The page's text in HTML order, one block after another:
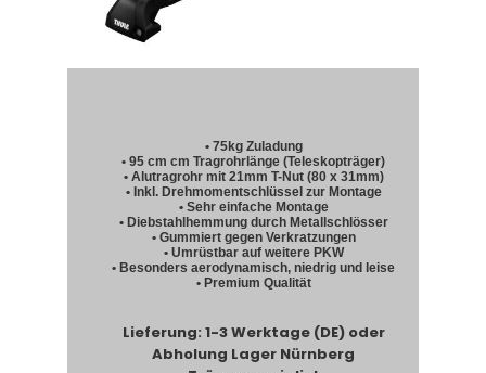
• 75kg Zuladung
• 95 cm cm Tragrohrlänge (Teleskopträger)
• Alutragrohr mit 21mm T-Nut (80 x 31mm)
• Inkl. Drehmomentschlüssel zur Montage
• Sehr einfache Montage
• Diebstahlhemmung durch Metallschlösser
• Gummiert gegen Verkratzungen
• Umrüstbar auf weitere PKW
• Besonders aerodynamisch, niedrig und leise
• Premium Qualität
Lieferung: 1-3 Werktage (DE) oder
Abholung Lager Nürnberg